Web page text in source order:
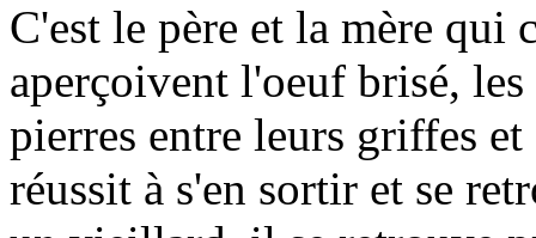
C'est le père et la mère
aperçoivent l'oeuf brisé, les
pierres entre leurs griffes
réussit à s'en sortir et se